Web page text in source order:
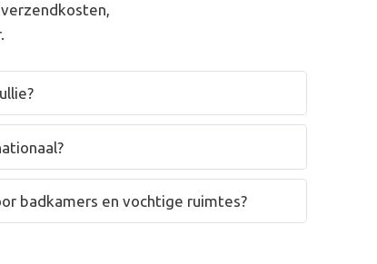
badkamers en vochtige ruimtes?